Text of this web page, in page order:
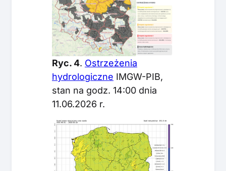
Ryc. 4. Ostrzeżenia
hydrologiczne IMGW-PIB,
stan na godz. 14:00 dnia
11.06.2026 r.